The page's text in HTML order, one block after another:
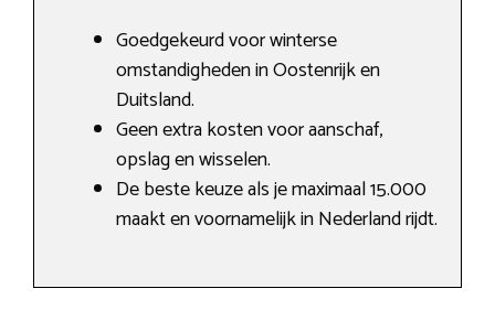
Goedgekeurd voor winterse
omstandigheden in Oostenrijk en
Duitsland.
Geen extra kosten voor aanschaf,
opslag en wisselen.
De beste keuze als je maximaal 15.000
maakt en voornamelijk in Nederland rijdt.